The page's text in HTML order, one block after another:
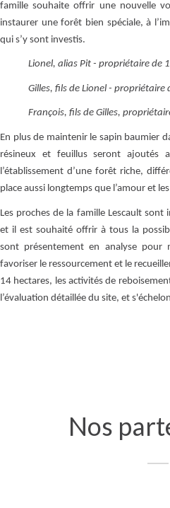
famille souhaite offrir une nouvelle
instaurer une forêt bien spéciale, à
qui s’y sont investis.
Lionel, alias Pit - propriétaire de
Gilles, fils de Lionel - propriétaire
François, fils de Gilles,
En plus de maintenir le sapin baumier
résineux et feuillus seront
l’établissement d’une forêt riche,
place aussi longtemps que l’amour et
Les proches de la famille Lescault
et il est souhaité offrir à tous la
sont présentement en analyse pour
favoriser le ressourcement et le
14 hectares, les activités de
l’évaluation détaillée du site, et
Nos